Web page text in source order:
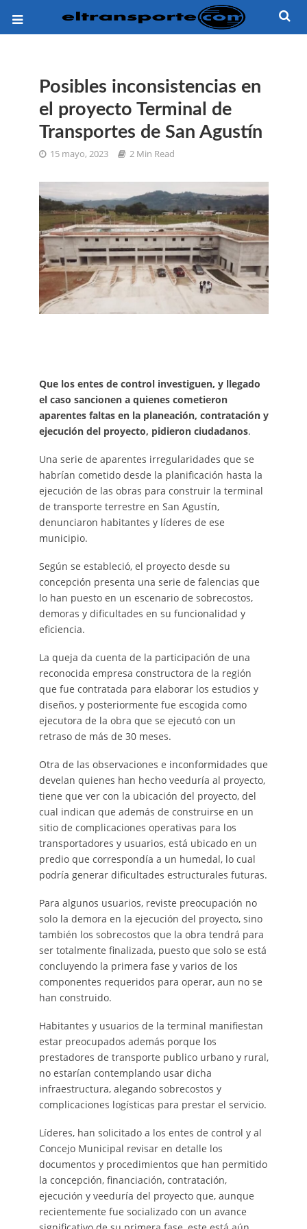
Posibles inconsistencias en
el proyecto Terminal de
Transportes de San Agustín
15 mayo, 2023 2 Min Read
Que los entes de control investiguen, y llegado
el caso sancionen a quienes cometieron
aparentes faltas en la planeación, contratación y
ejecución del proyecto, pidieron ciudadanos.
Una serie de aparentes irregularidades que se
habrían cometido desde la planificación hasta la
ejecución de las obras para construir la terminal
de transporte terrestre en San Agustín,
denunciaron habitantes y líderes de ese
municipio.
Según se estableció, el proyecto desde su
concepción presenta una serie de falencias que
lo han puesto en un escenario de sobrecostos,
demoras y dificultades en su funcionalidad y
eficiencia.
La queja da cuenta de la participación de una
reconocida empresa constructora de la región
que fue contratada para elaborar los estudios y
diseños, y posteriormente fue escogida como
ejecutora de la obra que se ejecutó con un
retraso de más de 30 meses.
Otra de las observaciones e inconformidades que
develan quienes han hecho veeduría al proyecto,
tiene que ver con la ubicación del proyecto, del
cual indican que además de construirse en un
sitio de complicaciones operativas para los
transportadores y usuarios, está ubicado en un
predio que correspondía a un humedal, lo cual
podría generar dificultades estructurales futuras.
Para algunos usuarios, reviste preocupación no
solo la demora en la ejecución del proyecto, sino
también los sobrecostos que la obra tendrá para
ser totalmente finalizada, puesto que solo se está
concluyendo la primera fase y varios de los
componentes requeridos para operar, aun no se
han construido.
Habitantes y usuarios de la terminal manifiestan
estar preocupados además porque los
prestadores de transporte publico urbano y rural,
no estarían contemplando usar dicha
infraestructura, alegando sobrecostos y
complicaciones logísticas para prestar el servicio.
Líderes, han solicitado a los entes de control y al
Concejo Municipal revisar en detalle los
documentos y procedimientos que han permitido
la concepción, financiación, contratación,
ejecución y veeduría del proyecto que, aunque
recientemente fue socializado con un avance